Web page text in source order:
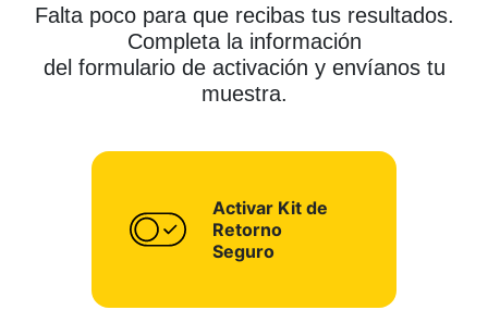
Falta poco para que recibas tus resultados.
Completa la información
del formulario de activación y envíanos tu
muestra.
Activar Kit de
Retorno
Seguro